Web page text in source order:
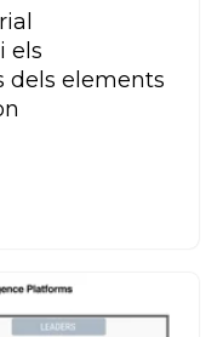
i els
dels elements